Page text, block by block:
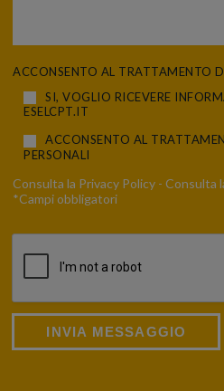
ACCONSENTO AL TRATTAMENTO
SI, VOGLIO RICEVERE
ESELCPT.IT
ACCONSENTO AL
PERSONALI
Consulta la Privacy Policy - Consulta
*Campi obbligatori
INVIA MESSAGGIO